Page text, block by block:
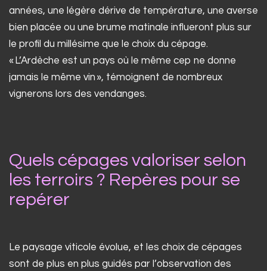
années, une légère dérive de température, une averse
bien placée ou une brume matinale influeront plus sur
le profil du millésime que le choix du cépage.
« L’Ardèche est un pays où le même cep ne donne
jamais le même vin », témoignent de nombreux
vignerons lors des vendanges.
Quels cépages valoriser selon
les terroirs ? Repères pour se
repérer
Le paysage viticole évolue, et les choix de cépages
sont de plus en plus guidés par l’observation des